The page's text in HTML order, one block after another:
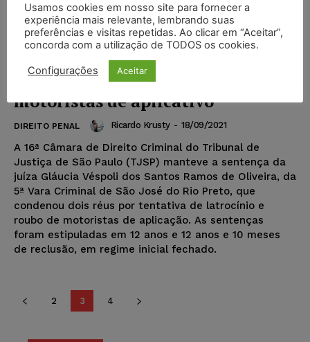
TJSP mantém condenação de réus
por crimes praticados contra
motoristas de aplicativo
DIREITO PENAL Ricardo Krusty - 18/09/2021
A 16ª Câmara de Direito Criminal do Tribunal de
Justiça de São Paulo (TJSP) manteve a sentença da
juíza Gláucia Véspoli dos Santos Ramos de Oliveira, da
5ª Vara Criminal de São José do Rio Preto, que
condenou dois réus por tentativa de latrocínio e
roubo de motoristas de aplicação. As sentenças
foram estipuladas em 12 anos e 12 anos e 10 meses
de reclusão, em regime inicial fechado.
2 3 4
Usamos cookies em nosso site para fornecer a
experiência mais relevante, lembrando suas
preferências e visitas repetidas. Ao clicar em “Aceitar”,
concorda com a utilização de TODOS os cookies.
Configurações Aceitar